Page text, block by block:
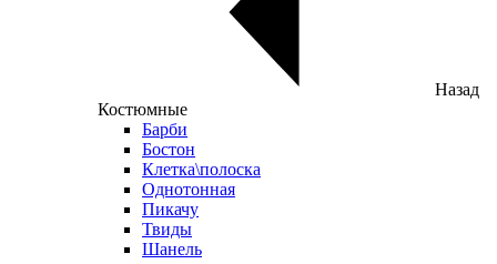
Назад
Костюмные
Барби
Бостон
Клетка\полоска
Однотонная
Пикачу
Твиды
Шанель